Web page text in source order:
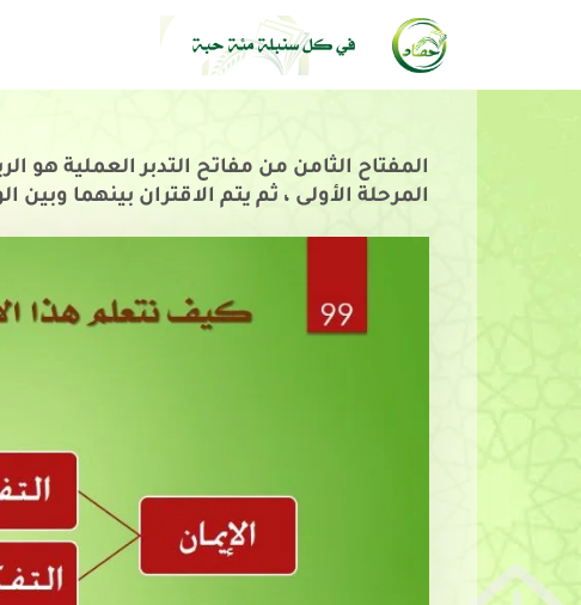
المفتاح الثامن من مفاتح التدبر العملية هو
المرحلة الأولى ، ثم يتم الاقتران بينهما وبين